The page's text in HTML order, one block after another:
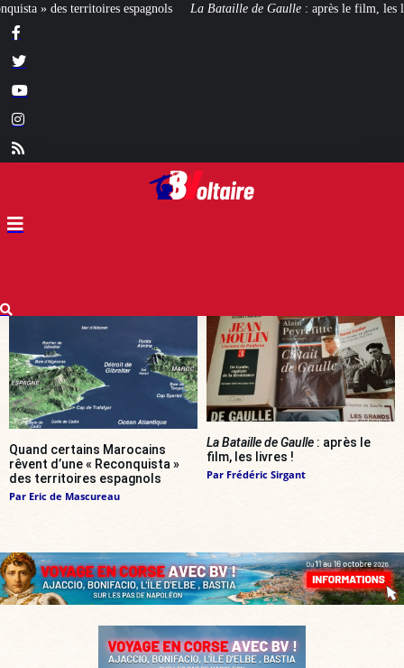
La Bataille de Gaulle: après le film, les livres ! [CINÉMA]De la
Quand certains Marocains
rêvent d’une « Reconquista »
des territoires espagnols
Par Eric de Mascureau
La Bataille de Gaulle : après le
film, les livres !
Par Frédéric Sirgant